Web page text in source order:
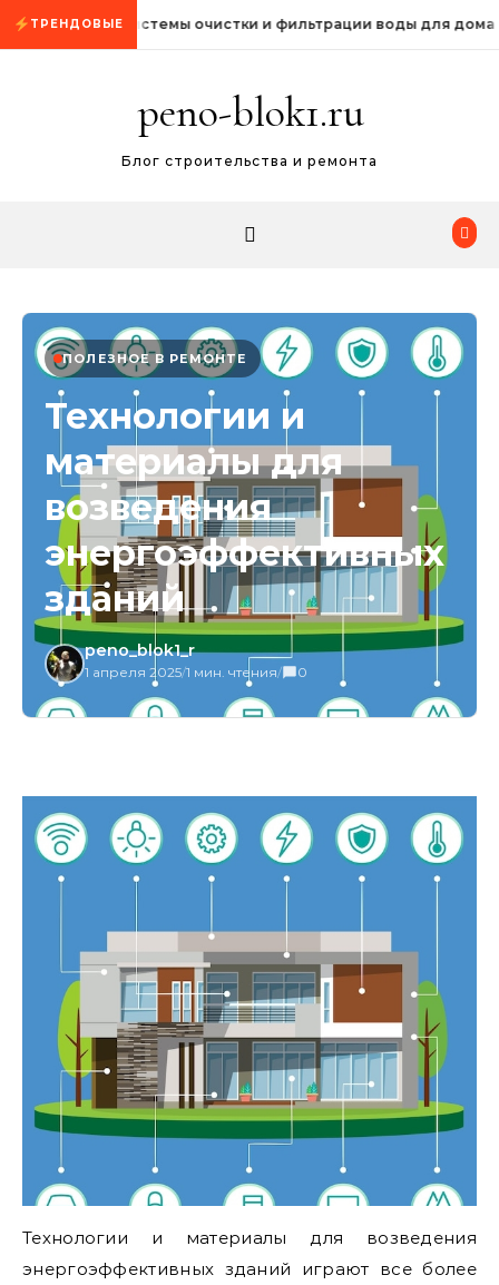
Промотать к содержимому
ТРЕНДОВЫЕСистемы очистки и фильтрации воды для дома
peno-blok1.ru
Блог строительства и ремонта
ПОЛЕЗНОЕ В РЕМОНТЕ
Технологии и
материалы для
возведения
энергоэффективных
зданий
peno_blok1_r
1 апреля 2025/1 мин. чтения/ 0
Технологии и материалы для возведения
энергоэффективных зданий играют все более